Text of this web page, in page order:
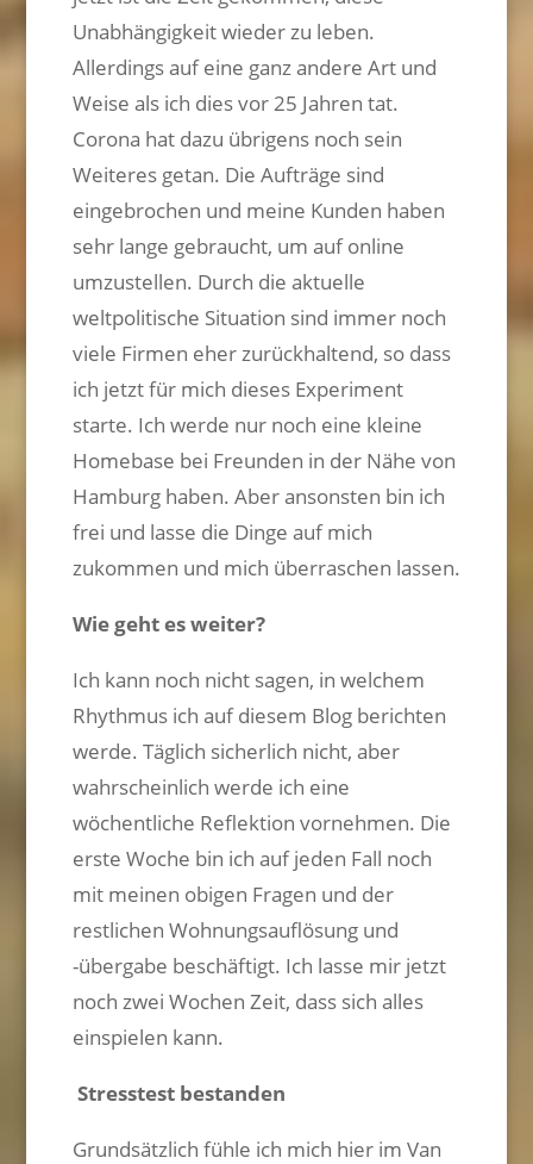
Unabhängigkeit wieder zu leben.
Allerdings auf eine ganz andere Art und
Weise als ich dies vor 25 Jahren tat.
Corona hat dazu übrigens noch sein
Weiteres getan. Die Aufträge sind
eingebrochen und meine Kunden haben
sehr lange gebraucht, um auf online
umzustellen. Durch die aktuelle
weltpolitische Situation sind immer noch
viele Firmen eher zurückhaltend, so dass
ich jetzt für mich dieses Experiment
starte. Ich werde nur noch eine kleine
Homebase bei Freunden in der Nähe von
Hamburg haben. Aber ansonsten bin ich
frei und lasse die Dinge auf mich
zukommen und mich überraschen lassen.
Wie geht es weiter?
Ich kann noch nicht sagen, in welchem
Rhythmus ich auf diesem Blog berichten
werde. Täglich sicherlich nicht, aber
wahrscheinlich werde ich eine
wöchentliche Reflektion vornehmen. Die
erste Woche bin ich auf jeden Fall noch
mit meinen obigen Fragen und der
restlichen Wohnungsauflösung und
-übergabe beschäftigt. Ich lasse mir jetzt
noch zwei Wochen Zeit, dass sich alles
einspielen kann.
Stresstest bestanden
Grundsätzlich fühle ich mich hier im Van